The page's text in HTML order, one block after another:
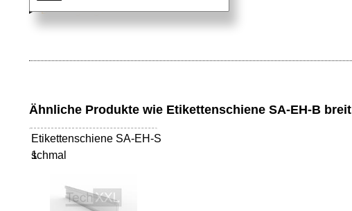
Befestigungselemente
Ähnliche Produkte wie Etikettenschiene SA-EH-B breit
Etikettenschiene SA-EH-S
schmal
1